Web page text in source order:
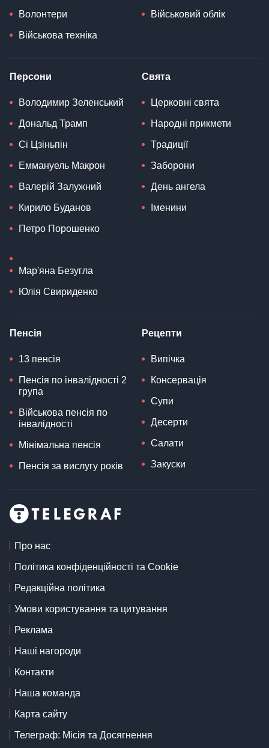
Волонтери
Військова техніка
Військовий облік
Персони
Володимир Зеленський
Дональд Трамп
Сі Цзіньпін
Еммануель Макрон
Валерій Залужний
Кирило Буданов
Петро Порошенко
Мар'яна Безугла
Юлія Свириденко
Свята
Церковні свята
Народні прикмети
Традиції
Заборони
День ангела
Іменини
Пенсія
13 пенсія
Пенсія по інвалідності 2
група
Військова пенсія по
інвалідності
Мінімальна пенсія
Пенсія за вислугу років
Рецепти
Випічка
Консервація
Супи
Десерти
Салати
Закуски
Про нас
Політика конфіденційності та Cookie
Редакційна політика
Умови користування та цитування
Реклама
Наші нагороди
Контакти
Наша команда
Карта сайту
Телеграф: Місія та Досягнення